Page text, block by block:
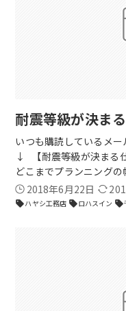
耐震等級が決まる
いつも購読しているメ
↓ 【耐震等級が決まる
どこまでプランニング
2018年6月22日
sellハヤシ工務店 sellロハスイン sell